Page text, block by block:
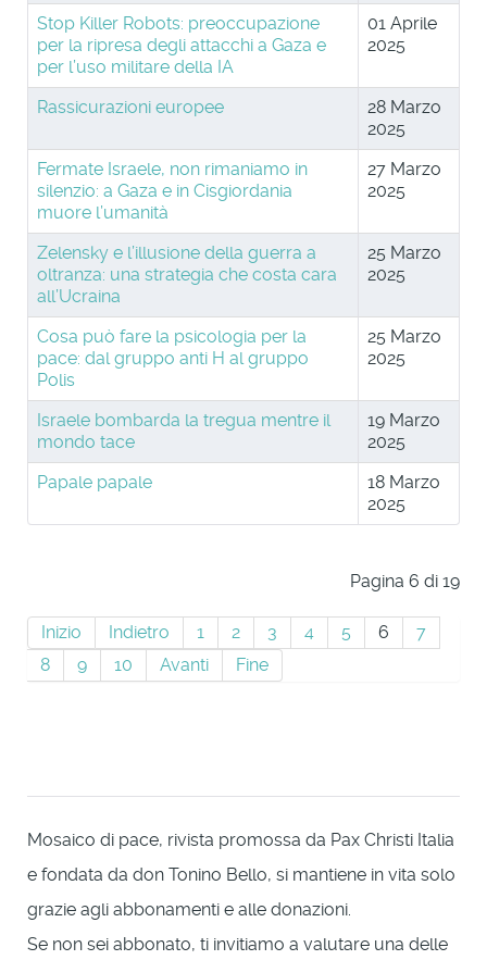
Stop Killer Robots: preoccupazione
per la ripresa degli attacchi a Gaza e
per l’uso militare della IA
01 Aprile
2025
Rassicurazioni europee
28 Marzo
2025
Fermate Israele, non rimaniamo in
silenzio: a Gaza e in Cisgiordania
muore l’umanità
27 Marzo
2025
Zelensky e l’illusione della guerra a
oltranza: una strategia che costa cara
all’Ucraina
25 Marzo
2025
Cosa può fare la psicologia per la
pace: dal gruppo anti H al gruppo
Polis
25 Marzo
2025
Israele bombarda la tregua mentre il
mondo tace
19 Marzo
2025
Papale papale
18 Marzo
2025
Pagina 6 di 19
Inizio Indietro 1 2 3 4 5 6
7
8
9 10 Avanti Fine
Mosaico di pace, rivista promossa da Pax Christi Italia
e fondata da don Tonino Bello, si mantiene in vita solo
grazie agli abbonamenti e alle donazioni.
Se non sei abbonato, ti invitiamo a valutare una delle